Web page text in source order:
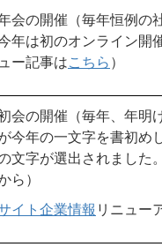
会の開催（毎年恒例の
年は初のオンライン開
ー記事はこちら ）
会の開催（毎年、年明
今年の一文字を書初め
文字が選出されました
ら）
イト企業情報 リニュー